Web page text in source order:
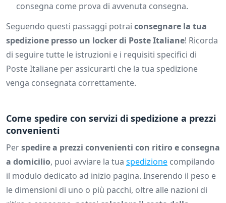
consegna come prova di avvenuta consegna.
Seguendo questi passaggi potrai consegnare la tua
spedizione presso un locker di Poste Italiane! Ricorda
di seguire tutte le istruzioni e i requisiti specifici di
Poste Italiane per assicurarti che la tua spedizione
venga consegnata correttamente.
Come spedire con servizi di spedizione a prezzi
convenienti
Perspedire a prezzi convenienti con ritiro e consegna
a domicilio, puoi avviare la tua spedizione compilando
il modulo dedicato ad inizio pagina. Inserendo il peso e
le dimensioni di uno o più pacchi, oltre alle nazioni di